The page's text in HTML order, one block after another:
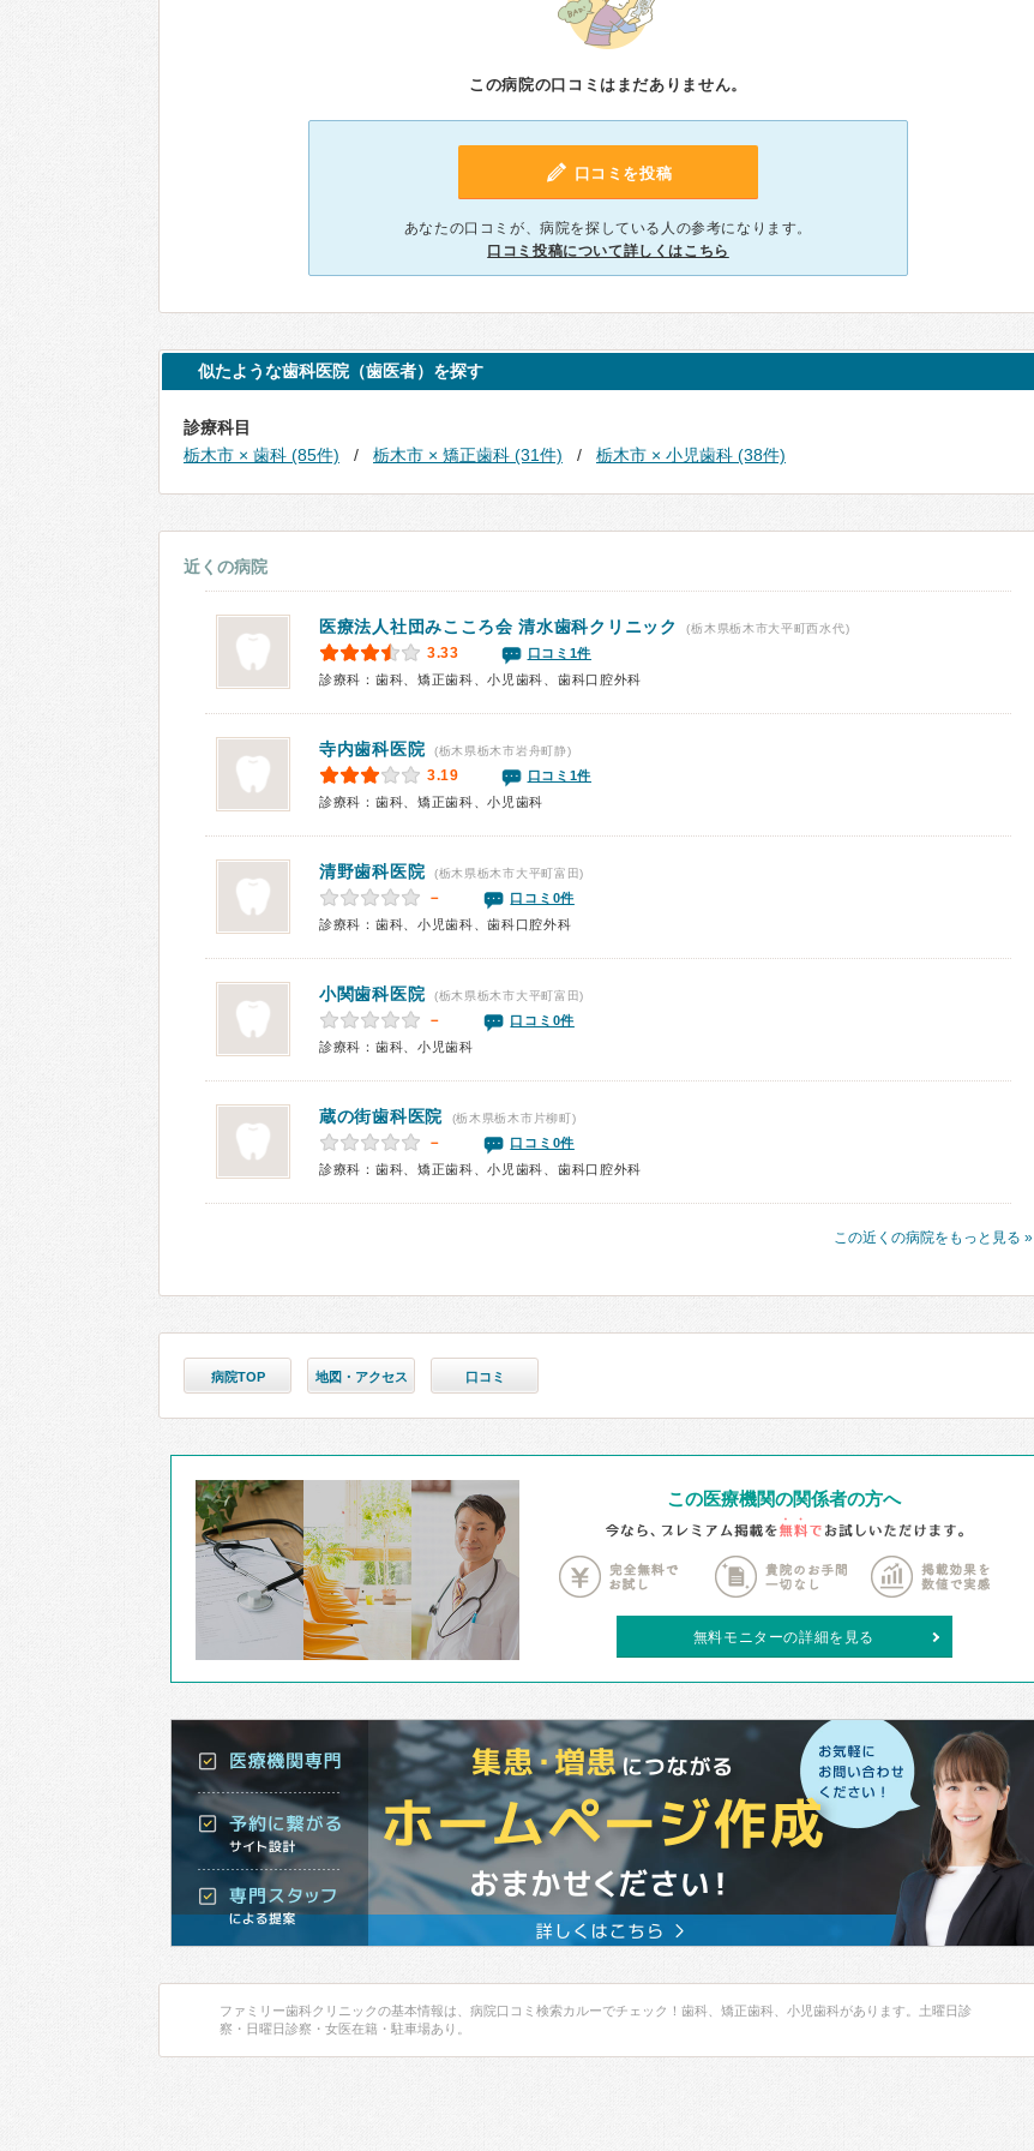
この病院の口コミはまだありません。
口コミを投稿
あなたの口コミが、病院を探している人の参考になります。
口コミ投稿について詳しくはこちら
似たような歯科医院（歯医者）を探す
診療科目
栃木市 × 歯科 (85件)
栃木市 × 矯正歯科 (31件) 栃木市 × 小児歯科 (38件)
近くの病院
医療法人社団みこころ会 清水歯科クリニック (栃木県栃木市大平町西水代)
3.33
口コミ1件
診療科：歯科、矯正歯科、小児歯科、歯科口腔外科
寺内歯科医院 (栃木県栃木市岩舟町静)
3.19
口コミ1件
診療科：歯科、矯正歯科、小児歯科
清野歯科医院 (栃木県栃木市大平町富田)
－
口コミ0件
診療科：歯科、小児歯科、歯科口腔外科
小関歯科医院 (栃木県栃木市大平町富田)
－
口コミ0件
診療科：歯科、小児歯科
蔵の街歯科医院 (栃木県栃木市片柳町)
－
口コミ0件
診療科：歯科、矯正歯科、小児歯科、歯科口腔外科
この近くの病院をもっと見る »
病院TOP 地図・アクセス 口コミ
この医療機関の関係者の方へ
無料モニターの詳細を見る
ファミリー歯科クリニックの基本情報は、病院口コミ検索カルーでチェック！歯科、矯正歯科、小児歯科があります。土曜日診
察・日曜日診察・女医在籍・駐車場あり。